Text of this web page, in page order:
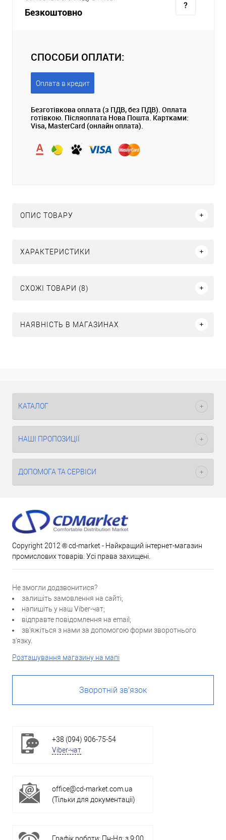
Безкоштовно
СПОСОБИ ОПЛАТИ:
Оплата в кредит
Безготівкова оплата (з ПДВ, без ПДВ). Оплата
готівкою. Післяоплата Нова Пошта. Картками:
Visa, MasterCard (онлайн оплата).
ОПИС ТОВАРУ
ХАРАКТЕРИСТИКИ
СХОЖІ ТОВАРИ (8)
НАЯВНІСТЬ В МАГАЗИНАХ
КАТАЛОГ
НАШІ ПРОПОЗИЦІЇ
ДОПОМОГА ТА СЕРВІСИ
Copyright 2012 ® cd-market - Найкращий інтернет-магазин
промислових товарів. Усі права захищені.
Не змогли додзвонитися?
залишіть замовлення на сайті;
напишіть у наш Viber-чат;
відправте повідомлення на email;
зв'яжіться з нами за допомогою форми зворотнього
з'язку.
Розташування магазину на мапі
Зворотній зв'язок
+38 (094) 906-75-54
Viber-чат
office@cd-market.com.ua
(Тільки для документації)